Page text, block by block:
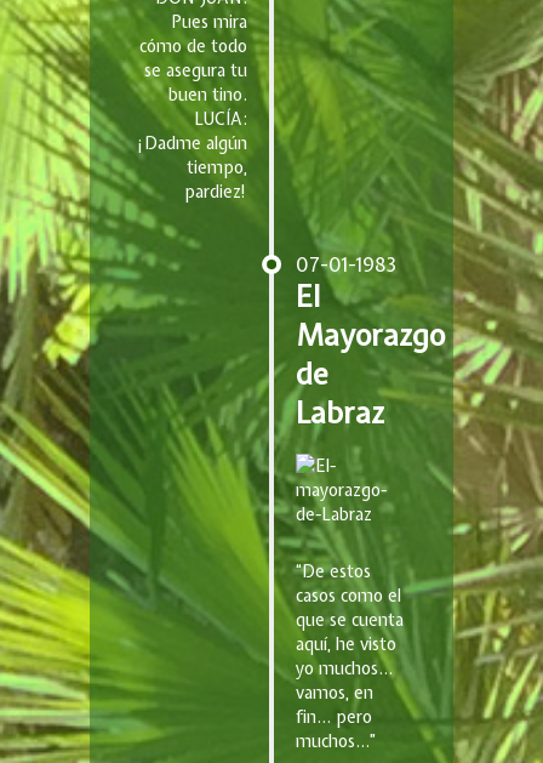
Pues mira
cómo de todo
se asegura tu
buen tino.
LUCÍA:
¡Dadme algún
tiempo,
pardiez!
07-01-1983
El
Mayorazgo
de
Labraz
“De estos
casos como el
que se cuenta
aquí, he visto
yo muchos…
vamos, en
fin… pero
muchos…”